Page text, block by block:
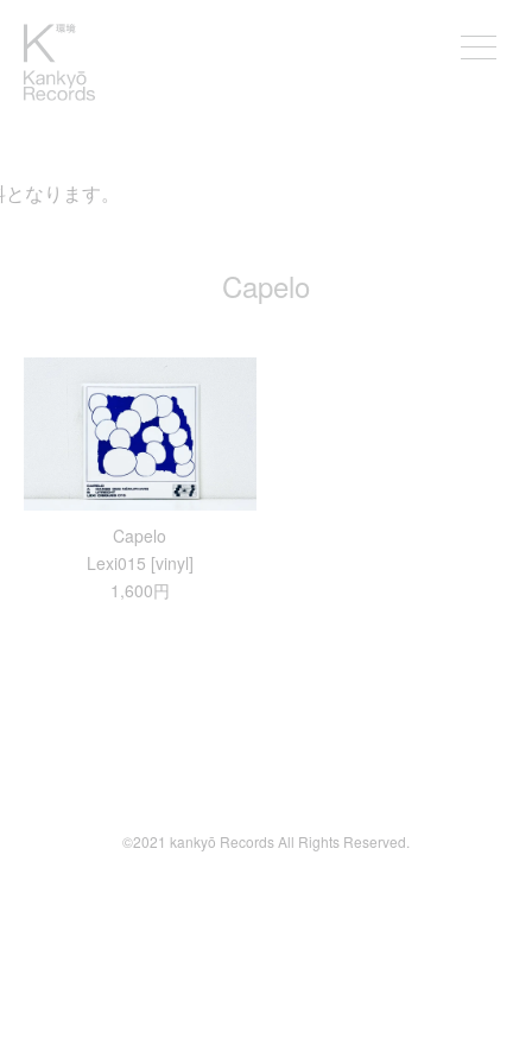
なります。
Capelo
Capelo
Lexi015 [vinyl]
1,600円
©2021 kankyō Records All Rights Reserved.